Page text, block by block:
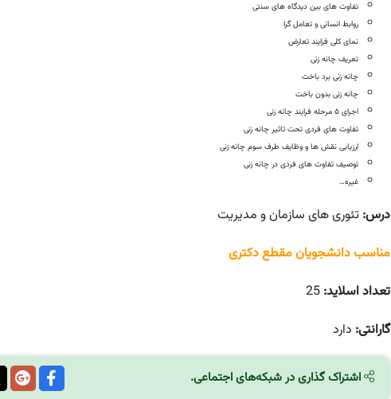
تفاوت های بین دیدگاه های سنتی
روابط انسانی و تعامل گرا
نمای کلی فرایند تعارض
تعریف چانه زنی
چانه زنی برد باخت
چانه زنی بدون باخت
اجرای ۵ مرحله فرایند چانه زنی
تفاوت های فردی تحت تاثیر چانه زنی
ارزیابی نقش ها و وظایف طرف سوم چانه زنی
توصیف تفاوت های فردی در چانه زنی
غیره…
درس: تئوری های سازمان و مدیریت
مناسب دانشجویان مقطع دکتری
تعداد اسلاید: 25
گارانتی: دارد
اشتراک گذاری در شبکه‌های اجتماعی.